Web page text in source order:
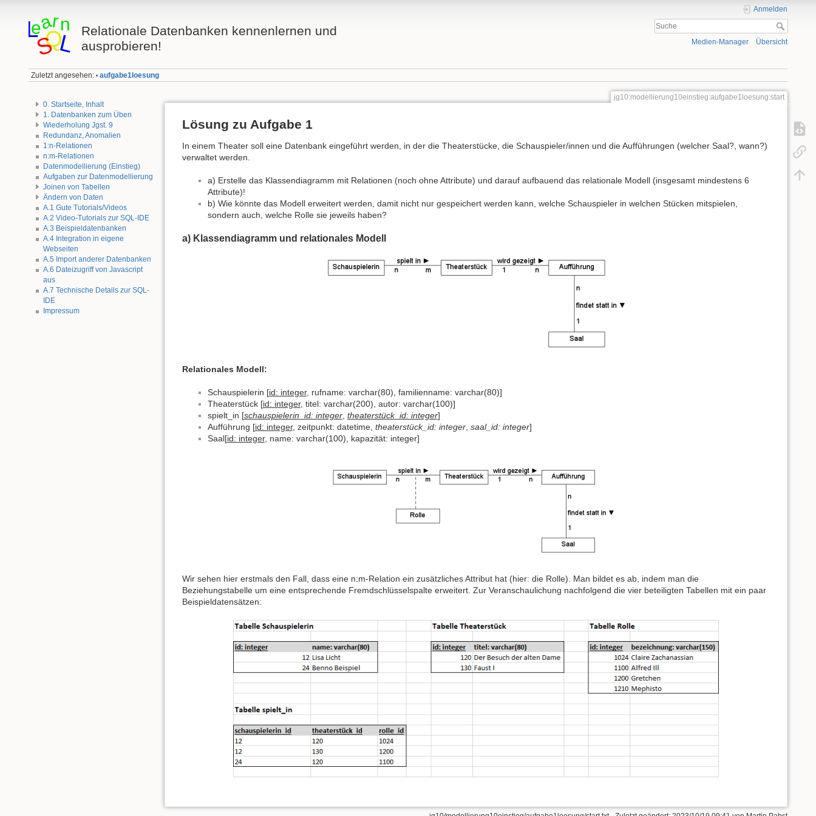
Relationale Datenbanken kennenlernen und
ausprobieren!
Anmelden
Medien-Manager Übersicht
Zuletzt angesehen: • aufgabe1loesung
0. Startseite, Inhalt
1. Datenbanken zum Üben
Wiederholung Jgst. 9
Redundanz, Anomalien
1:n-Relationen
n:m-Relationen
Datenmodellierung (Einstieg)
Aufgaben zur Datenmodellierung
Joinen von Tabellen
Ändern von Daten
A.1 Gute Tutorials/Videos
A.2 Video-Tutorials zur SQL-IDE
A.3 Beispieldatenbanken
A.4 Integration in eigene
Webseiten
A.5 Import anderer Datenbanken
A.6 Dateizugriff von Javascript
aus
A.7 Technische Details zur SQL-
IDE
Impressum
jg10:modellierung10einstieg:aufgabe1loesung:start
Lösung zu Aufgabe 1
In einem Theater soll eine Datenbank eingeführt werden, in der die Theaterstücke, die Schauspieler/innen und die Aufführungen (welcher Saal?, wann?)
verwaltet werden.
a) Erstelle das Klassendiagramm mit Relationen (noch ohne Attribute) und darauf aufbauend das relationale Modell (insgesamt mindestens 6
Attribute)!
b) Wie könnte das Modell erweitert werden, damit nicht nur gespeichert werden kann, welche Schauspieler in welchen Stücken mitspielen,
sondern auch, welche Rolle sie jeweils haben?
a) Klassendiagramm und relationales Modell
Relationales Modell:
Schauspielerin [id: integer, rufname: varchar(80), familienname: varchar(80)]
Theaterstück [id: integer, titel: varchar(200), autor: varchar(100)]
spielt_in [schauspielerin_id: integer, theaterstück_id: integer]
Aufführung [id: integer, zeitpunkt: datetime, theaterstück_id: integer, saal_id: integer]
Saal[id: integer, name: varchar(100), kapazität: integer]
Wir sehen hier erstmals den Fall, dass eine n:m-Relation ein zusätzliches Attribut hat (hier: die Rolle). Man bildet es ab, indem man die
Beziehungstabelle um eine entsprechende Fremdschlüsselspalte erweitert. Zur Veranschaulichung nachfolgend die vier beteiligten Tabellen mit ein paar
Beispieldatensätzen: